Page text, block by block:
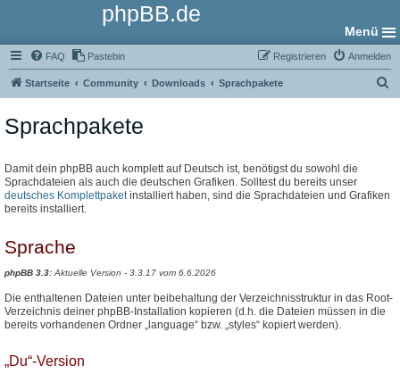
phpBB.de
Menü
FAQ Pastebin Anmelden
Registrieren
Startseite Community Downloads Sprachpakete
Sprachpakete
Damit dein phpBB auch komplett auf Deutsch ist, benötigst du sowohl die
Sprachdateien als auch die deutschen Grafiken. Solltest du bereits unser
deutsches Komplettpaketinstalliert haben, sind die Sprachdateien und Grafiken
bereits installiert.
Sprache
phpBB 3.3:Aktuelle Version - 3.3.17 vom 6.6.2026
Die enthaltenen Dateien unter beibehaltung der Verzeichnisstruktur in das Root-
Verzeichnis deiner phpBB-Installation kopieren (d.h. die Dateien müssen in die
bereits vorhandenen Ordner „language“ bzw. „styles“ kopiert werden).
„Du“-Version